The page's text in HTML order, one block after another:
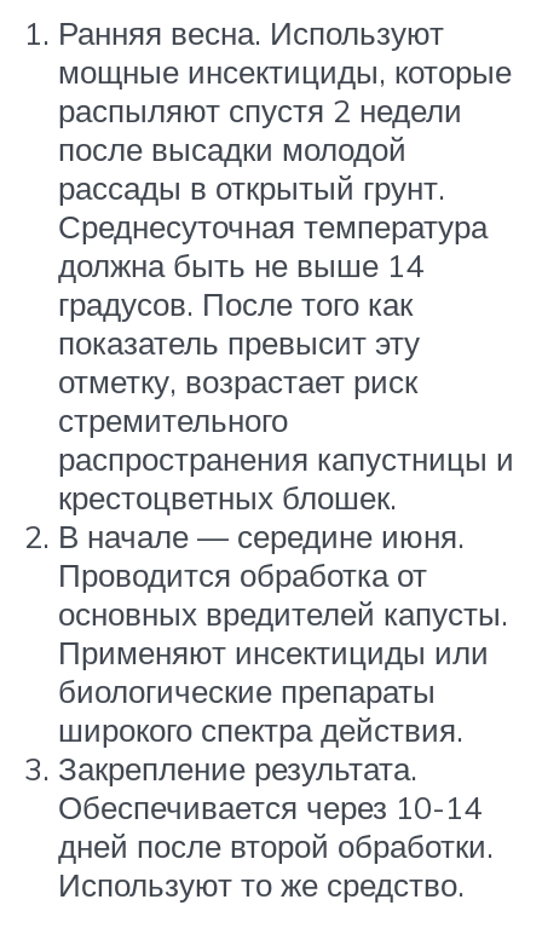
Ранняя весна. Используют
мощные инсектициды, которые
распыляют спустя 2 недели
после высадки молодой
рассады в открытый грунт.
Среднесуточная температура
должна быть не выше 14
градусов. После того как
показатель превысит эту
отметку, возрастает риск
стремительного
распространения капустницы и
крестоцветных блошек.
В начале — середине июня.
Проводится обработка от
основных вредителей капусты.
Применяют инсектициды или
биологические препараты
широкого спектра действия.
Закрепление результата.
Обеспечивается через 10-14
дней после второй обработки.
Используют то же средство.